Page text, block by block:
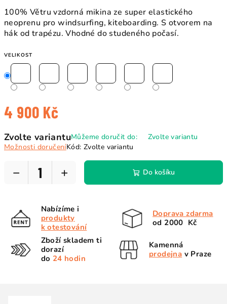
100% Větru vzdorná mikina ze super elastického
neoprenu pro windsurfing, kiteboarding. S otvorem na
hák od trapézu. Vhodné do studeného počasí.
VELIKOST
4 900 Kč
cena:
Zvolte variantuMůžeme doručit do:
Zvolte variantu
Možnosti doručeníKód: Zvolte variantu
+
− Do košíku
Nabízíme i
produkty
k otestování
Doprava zdarma
od 2000 Kč
Zboží skladem ti
dorazí
do 24 hodin
Kamenná
prodejna v Praze